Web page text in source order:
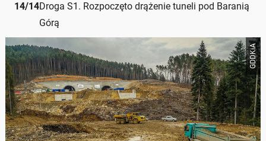
14/14Droga S1. Rozpoczęto drążenie tuneli pod Baranią
Górą
GDDKiA